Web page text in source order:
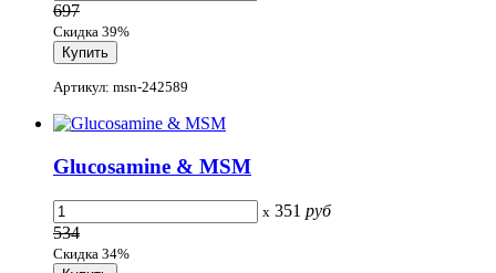
697
Скидка 39%
Артикул: msn-242589
Glucosamine & MSM
x 351 руб
534
Скидка 34%